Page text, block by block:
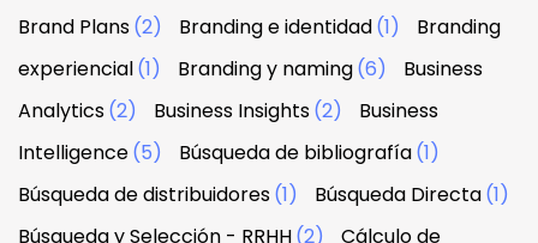
Brand Plans(2) Branding e identidad(1)
Branding
experiencial(1) Branding y naming(6)
Business
Analytics(2) Business Insights(2)
Business
Intelligence(5) Búsqueda de bibliografía(1)
Búsqueda de distribuidores(1) Búsqueda Directa(1)
Búsqueda y Selección - RRHH(2)
Cálculo de